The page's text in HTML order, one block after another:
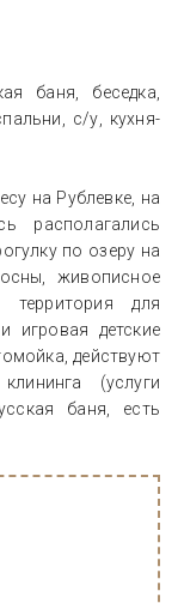
баня, беседка,
с/у, кухня-
на Рублевке, на
располагались
по озеру на
живописное
территория для
игровая детские
действуют
(услуги
баня, есть